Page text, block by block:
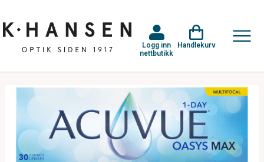
Logg inn
nettbutikk
Handlekurv